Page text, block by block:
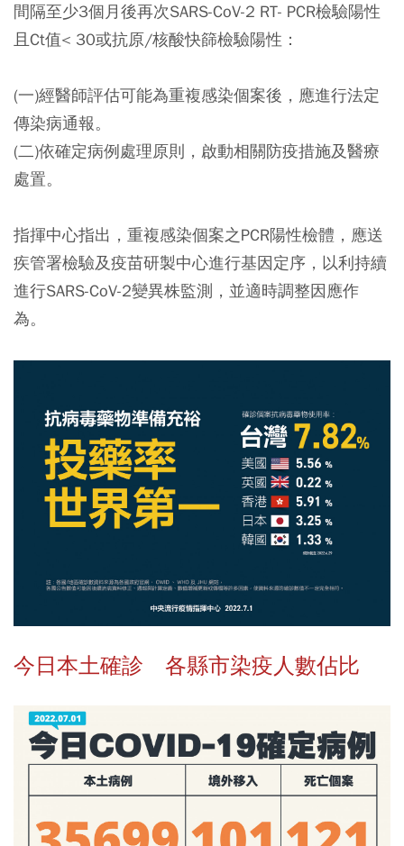
間隔至少3個月後再次SARS-CoV-2 RT- PCR檢驗陽性
且Ct值< 30或抗原/核酸快篩檢驗陽性：
(一)經醫師評估可能為重複感染個案後，應進行法定
傳染病通報。
(二)依確定病例處理原則，啟動相關防疫措施及醫療
處置。
指揮中心指出，重複感染個案之PCR陽性檢體，應送
疾管署檢驗及疫苗研製中心進行基因定序，以利持續
進行SARS-CoV-2變異株監測，並適時調整因應作
為。
今日本土確診 各縣市染疫人數佔比